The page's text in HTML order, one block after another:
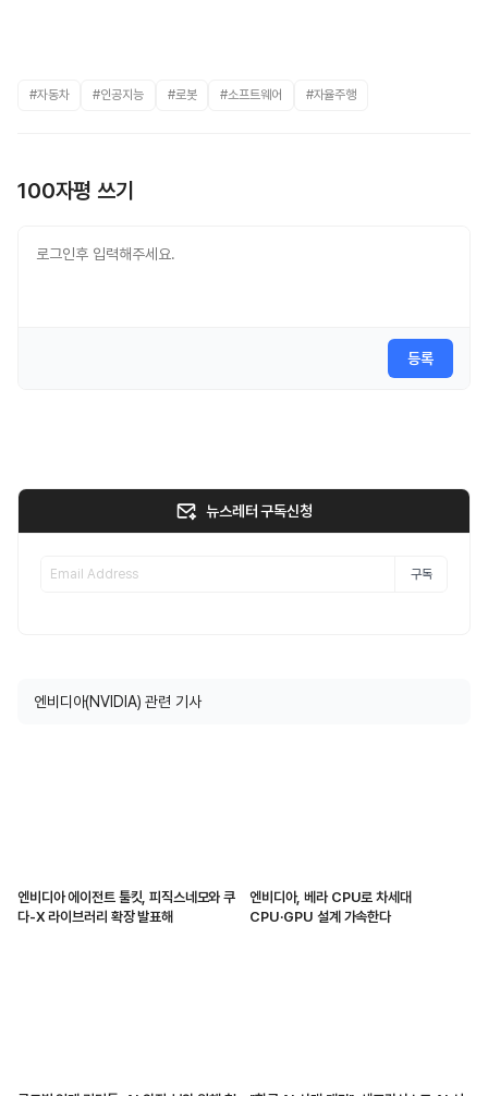
#자동차 #인공지능 #로봇 #소프트웨어 #자율주행
100자평 쓰기
등록
뉴스레터 구독신청
구독
엔비디아(NVIDIA) 관련 기사
엔비디아 에이전트 툴킷, 피직스네모와 쿠
다-X 라이브러리 확장 발표해
엔비디아, 베라 CPU로 차세대
CPU·GPU 설계 가속한다